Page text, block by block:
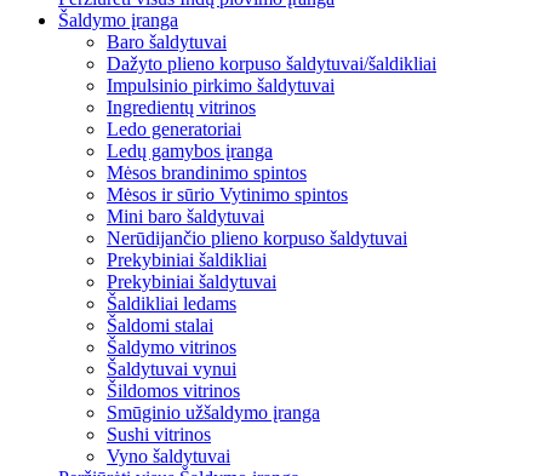
Šaldymo įranga
Baro šaldytuvai
Dažyto plieno korpuso šaldytuvai/šaldikliai
Impulsinio pirkimo šaldytuvai
Ingredientų vitrinos
Ledo generatoriai
Ledų gamybos įranga
Mėsos brandinimo spintos
Mėsos ir sūrio Vytinimo spintos
Mini baro šaldytuvai
Nerūdijančio plieno korpuso šaldytuvai
Prekybiniai šaldikliai
Prekybiniai šaldytuvai
Šaldikliai ledams
Šaldomi stalai
Šaldymo vitrinos
Šaldytuvai vynui
Šildomos vitrinos
Smūginio užšaldymo įranga
Sushi vitrinos
Vyno šaldytuvai